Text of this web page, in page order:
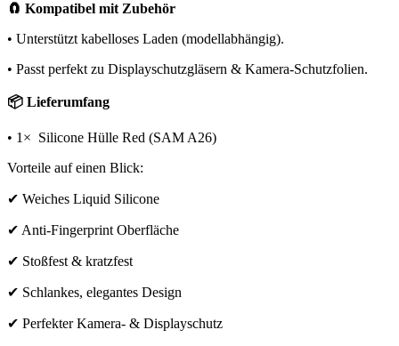
🧲 Kompatibel mit Zubehör
• Unterstützt kabelloses Laden (modellabhängig).
• Passt perfekt zu Displayschutzgläsern & Kamera-Schutzfolien.
📦 Lieferumfang
• 1× Silicone Hülle Red (SAM A26)
Vorteile auf einen Blick:
✔ Weiches Liquid Silicone
✔ Anti-Fingerprint Oberfläche
✔ Stoßfest & kratzfest
✔ Schlankes, elegantes Design
✔ Perfekter Kamera- & Displayschutz